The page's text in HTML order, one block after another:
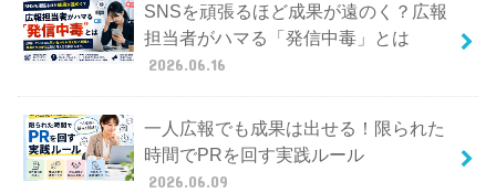
SNSを頑張るほど成果が遠のく？広報
担当者がハマる「発信中毒」とは
2026.06.16
一人広報でも成果は出せる！限られた
時間でPRを回す実践ルール
2026.06.09